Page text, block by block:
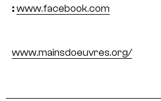
: www.facebook.com
www.mainsdoeuvres.org/